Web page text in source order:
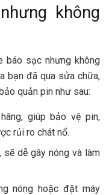
không
báo sạc nhưng không
bạn đã qua sửa chữa,
quản pin như sau:
giúp bảo vệ pin,
rủi ro chát nổ.
sẽ dễ gây nóng và làm
nóng hoặc đặt máy